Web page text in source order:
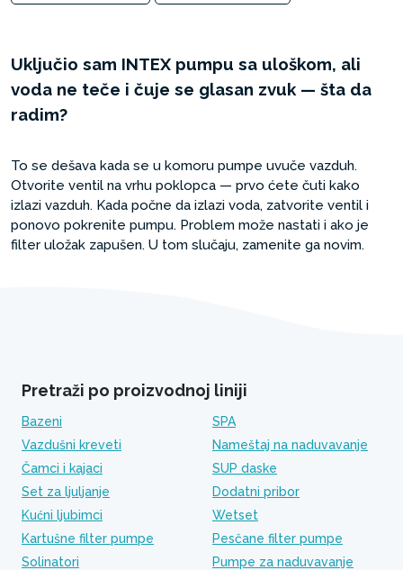
Uključio sam INTEX pumpu sa uloškom, ali
voda ne teče i čuje se glasan zvuk — šta da
radim?
To se dešava kada se u komoru pumpe uvuče vazduh.
Otvorite ventil na vrhu poklopca — prvo ćete čuti kako
izlazi vazduh. Kada počne da izlazi voda, zatvorite ventil i
ponovo pokrenite pumpu. Problem može nastati i ako je
filter uložak zapušen. U tom slučaju, zamenite ga novim.
Pretraži po proizvodnoj liniji
Bazeni
SPA
Vazdušni kreveti
Nameštaj na naduvavanje
Čamci i kajaci
SUP daske
Set za ljuljanje
Dodatni pribor
Kućni ljubimci
Wetset
Kartušne filter pumpe
Pesčane filter pumpe
Solinatori
Pumpe za naduvavanje